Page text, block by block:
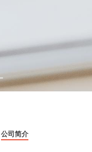
公司简介